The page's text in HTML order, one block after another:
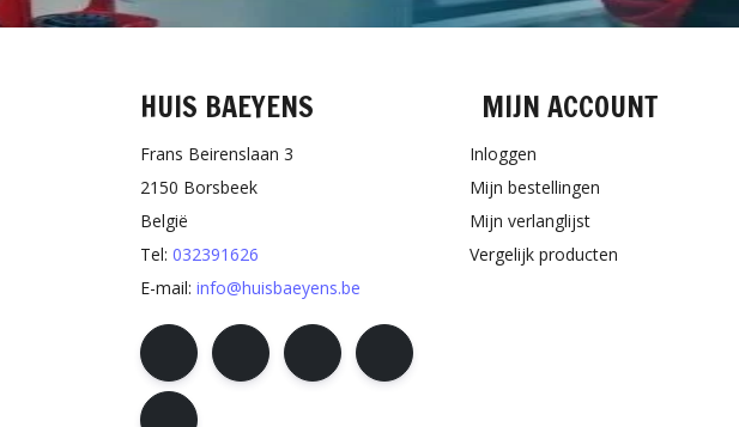
HUIS BAEYENS
Frans Beirenslaan 3
2150 Borsbeek
België
Tel: 032391626
E-mail: info@huisbaeyens.be
MIJN ACCOUNT
Inloggen
Mijn bestellingen
Mijn verlanglijst
Vergelijk producten